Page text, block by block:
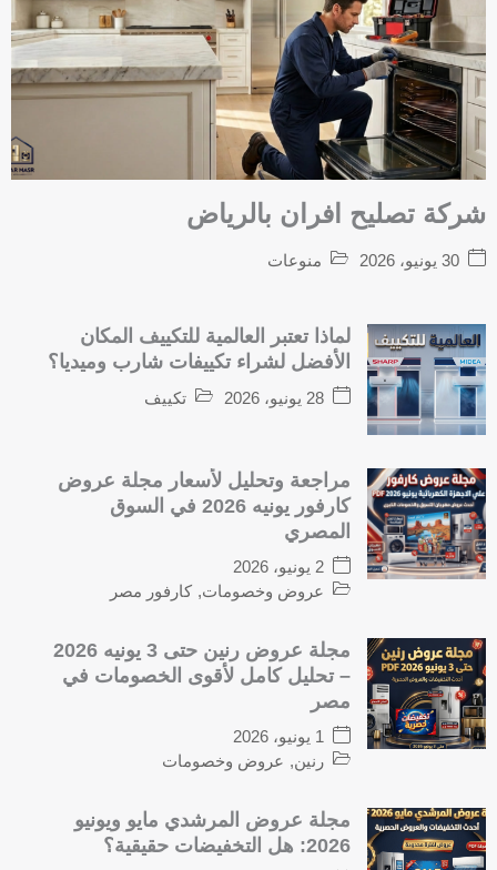
شركة تصليح افران بالرياض
30 يونيو، 2026 منوعات
لماذا تعتبر العالمية للتكييف المكان
الأفضل لشراء تكييفات شارب وميديا؟
28 يونيو، 2026 تكييف
مراجعة وتحليل لأسعار مجلة عروض
كارفور يونيه 2026 في السوق
المصري
2 يونيو، 2026
عروض وخصومات, كارفور مصر
مجلة عروض رنين حتى 3 يونيه 2026
– تحليل كامل لأقوى الخصومات في
مصر
1 يونيو، 2026
رنين, عروض وخصومات
مجلة عروض المرشدي مايو ويونيو
2026: هل التخفيضات حقيقية؟